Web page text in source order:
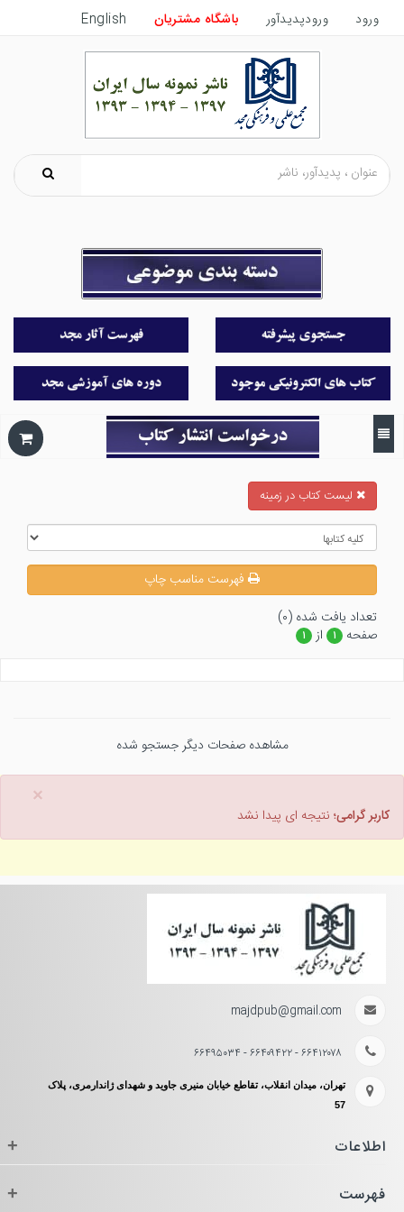
ورود ورودپدیدآور باشگاه مشتریان English
ليست كتاب در زمينه
فهرست مناسب چاپ
تعداد يافت شده (۰)
صفحه
۱ از ۱
مشاهده صفحات دیگر جستجو شده
×
کاربر گرامی؛ نتیجه ای پیدا نشد
majdpub@gmail.com
۶۶۴۱۲۰۷۸ - ۶۶۴۰۹۴۲۲ - ۶۶۴۹۵۰۳۴
تهران، میدان انقلاب، تقاطع خیابان منیری جاوید و شهدای ژاندارمری، پلاک
57
اطلاعات +
فهرست +